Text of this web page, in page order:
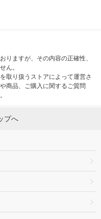
りますが、その内容の正確性、
ん。
取り扱うストアによって運営さ
商品、ご購入に関するご質問
プへ